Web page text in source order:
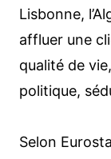
Lisbonne,
affluer une
qualité de
politique,
Selon